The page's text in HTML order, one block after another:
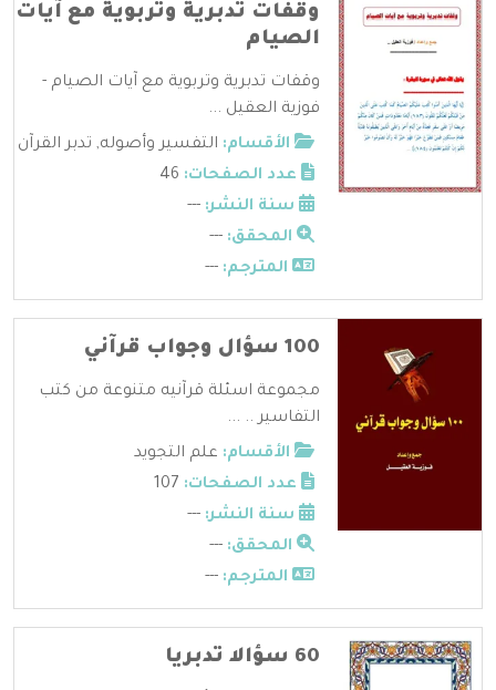
وقفات تدبرية وتربوية مع آيات
الصيام
وقفات تدبرية وتربوية مع آيات الصيام -
فوزية العقيل ...
الأقسام: التفسير وأصوله, تدبر القرآن
عدد الصفحات:
سنة النشر: ---
المحقق: ---
المترجم: ---
100 سؤال وجواب قرآني
مجموعة اسئلة قرآنيه متنوعة من كتب
التفاسير .. ...
الأقسام: علم التجويد
عدد الصفحات:
سنة النشر: ---
المحقق: ---
المترجم: ---
60 سؤالا تدبريا